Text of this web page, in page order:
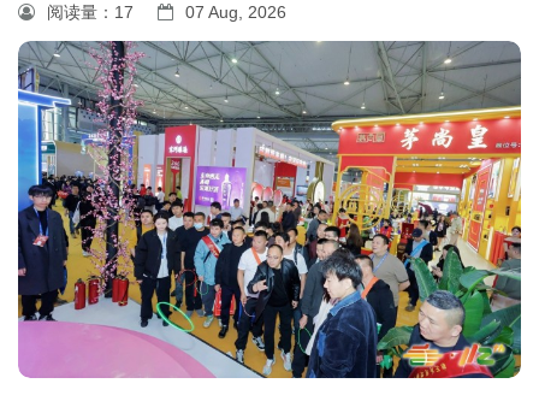
阅读量： 17 07 Aug, 2026